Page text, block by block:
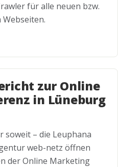
für alle neuen bzw.
zur Online
in Lüneburg
soweit – die Leuphana
web-netz öffnen
der Online Marketing